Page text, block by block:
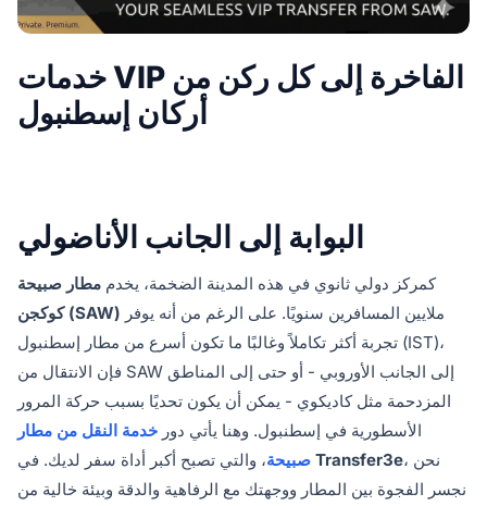
خدمات VIP الفاخرة إلى كل ركن من
أركان إسطنبول
البوابة إلى الجانب الأناضولي
كمركز دولي ثانوي في هذه المدينة الضخمة، يخدم مطار صبيحة
كوكجن (SAW)
تجربة أكثر تكاملاً وغالبًا ما تكون أسرع من مطار إسطنبول (IST)،
فإن الانتقال من SAW إلى الجانب الأوروبي - أو حتى إلى المناطق
المزدحمة مثل كاديكوي - يمكن أن يكون تحديًا بسبب حركة المرور
الأسطورية في إسطنبول. وهنا يأتي دور خدمة النقل من مطار
صبيحة Transfer3e، نحن
نجسر الفجوة بين المطار ووجهتك مع الرفاهية والدقة وبيئة خالية من